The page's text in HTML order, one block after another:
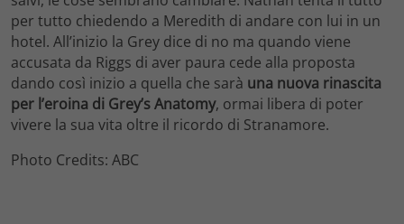
per tutto chiedendo a Meredith di andare con lui in un
hotel. All’inizio la Grey dice di no ma quando viene
accusata da Riggs di aver paura cede alla proposta
dando così inizio a quella che sarà una nuova rinascita
per l’eroina di Grey’s Anatomy, ormai libera di poter
vivere la sua vita oltre il ricordo di Stranamore.
Photo Credits: ABC